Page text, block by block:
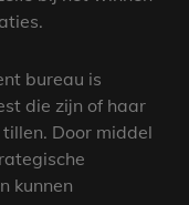
bureau is
die zijn of haar
Door middel
kunnen